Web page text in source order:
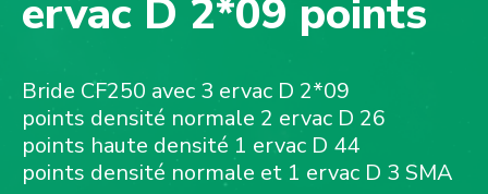
ervac D 2*09 points
Bride CF250 avec 3 ervac D 2*09
points densité normale 2 ervac D 26
points haute densité 1 ervac D 44
points densité normale et 1 ervac D 3 SMA